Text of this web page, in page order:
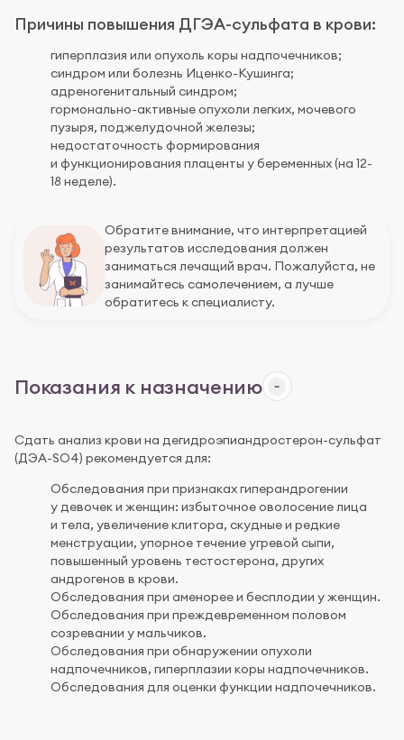
Причины повышения ДГЭА-сульфата в крови:
гиперплазия или опухоль коры надпочечников;
синдром или болезнь Иценко-Кушинга;
адреногенитальный синдром;
гормонально-активные опухоли легких, мочевого
пузыря, поджелудочной железы;
недостаточность формирования
и функционирования плаценты у беременных (на 12-
18 неделе).
Обратите внимание, что интерпретацией
результатов исследования должен
заниматься лечащий врач. Пожалуйста, не
занимайтесь самолечением, а лучше
обратитесь к специалисту.
Показания к назначению
Сдать анализ крови на дегидроэпиандростерон-сульфат
(ДЭА-SO4) рекомендуется для:
Обследования при признаках гиперандрогении
у девочек и женщин: избыточное оволосение лица
и тела, увеличение клитора, скудные и редкие
менструации, упорное течение угревой сыпи,
повышенный уровень тестостерона, других
андрогенов в крови.
Обследования при аменорее и бесплодии у женщин.
Обследования при преждевременном половом
созревании у мальчиков.
Обследования при обнаружении опухоли
надпочечников, гиперплазии коры надпочечников.
Обследования для оценки функции надпочечников.